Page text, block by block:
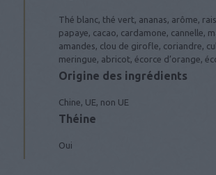
Thé blanc, thé vert, ananas, arôme,
papaye, cacao, cardamone, cannelle,
amandes, clou de girofle, coriandre,
meringue, abricot, écorce d’orange,
Origine des ingrédients
Chine, UE, non UE
Théine
Oui